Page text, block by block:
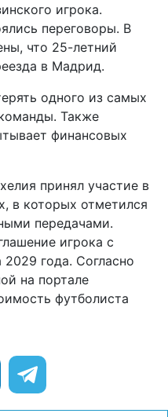
игрока.
переговоры. В
что 25-летний
в Мадрид.
одного из самых
Также
финансовых
принял участие в
в которых отметился
передачами.
игрока с
года. Согласно
на портале
футболиста